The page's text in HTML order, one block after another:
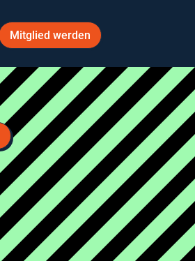
Mitglied werden